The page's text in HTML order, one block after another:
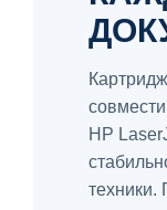
HP
техники.